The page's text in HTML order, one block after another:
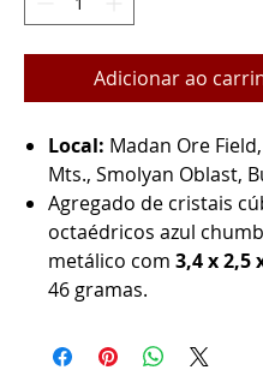
Adicionar ao
Local: Madan Ore
Mts., Smolyan Oblast,
Agregado de cristais
octaédricos azul
metálico com 3,4 x 2,5
46 gramas.